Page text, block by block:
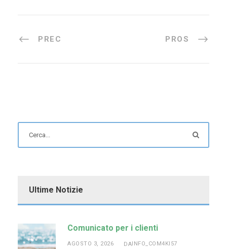
PREC PROS
Ultime Notizie
Comunicato per i clienti
AGOSTO 3, 2026 DAINFO_COM4KI57